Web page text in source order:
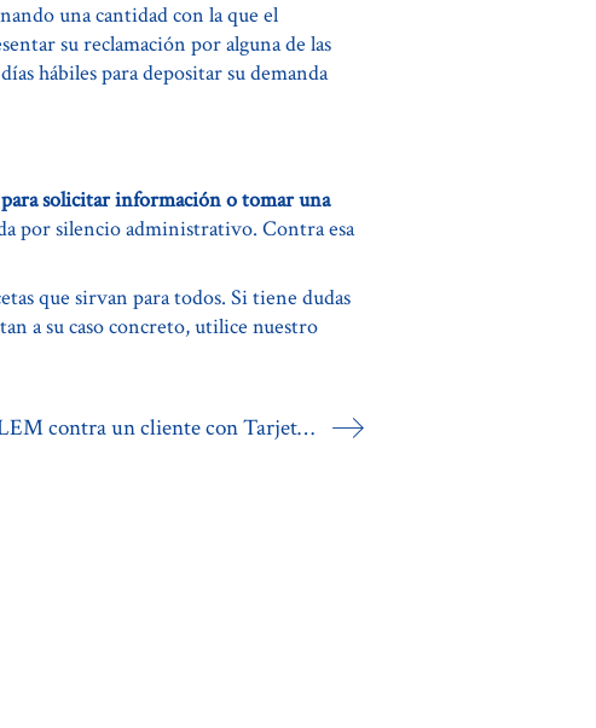
una cantidad con la que el
su reclamación por alguna de las
hábiles para depositar su demanda
para solicitar información o tomar una
por silencio administrativo. Contra esa
que sirvan para todos. Si tiene dudas
a su caso concreto, utilice nuestro
Desestimada la demanda de CETELEM contra un cliente con Tarjeta Revolving e intereses del 17%